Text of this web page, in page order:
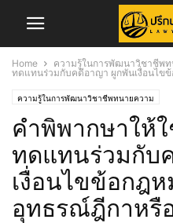
Home ความรู้ในการพัฒนาวิชาชีพ
ทดแทนร่วมกับคดีอาญา ผูกพันเงื่อนไข
ความรู้ในการพัฒนาวิชาชีพทนายความ
คำพิพากษาให้
ทดแทนร่วมกับ
เงื่อนไขข้อกฎ
อุทธรณ์ฎีกาหรื